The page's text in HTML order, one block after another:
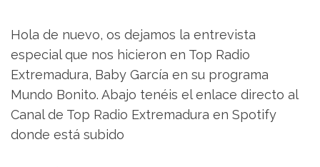
Hola de nuevo, os dejamos la entrevista
especial que nos hicieron en Top Radio
Extremadura, Baby García en su programa
Mundo Bonito. Abajo tenéis el enlace directo al
Canal de Top Radio Extremadura en Spotify
donde está subido